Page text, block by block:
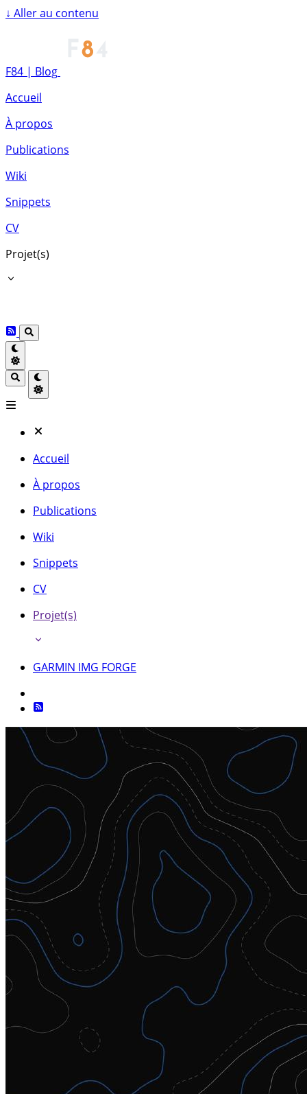
↓ Aller au contenu
F84 | Blog
Accueil
À propos
Publications
Wiki
Snippets
CV
Projet(s)
Accueil
À propos
Publications
Wiki
Snippets
CV
Projet(s)
GARMIN IMG FORGE